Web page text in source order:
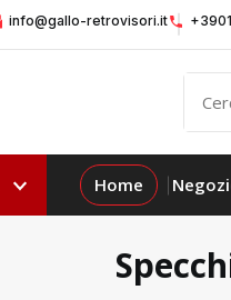
info@gallo-retrovisori.it
Home